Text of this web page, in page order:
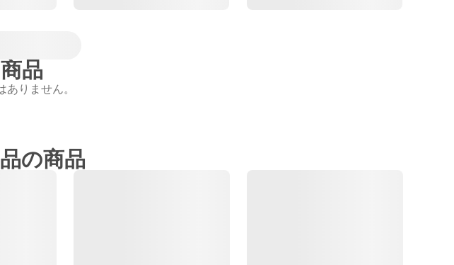
品
ありません。
の商品